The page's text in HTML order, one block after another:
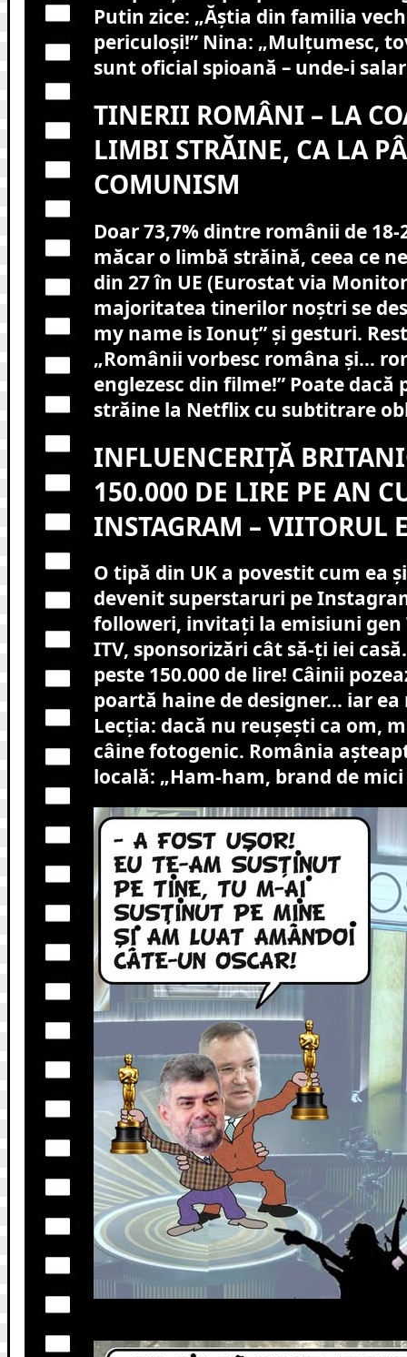
Putin zice: „Ăștia din familia
periculoși!” Nina: „Mulțumesc,
sunt oficial spioană – unde-i
TINERII ROMÂNI – LA
LIMBI STRĂINE, CA LA
COMUNISM
Doar 73,7% dintre românii de 18-
măcar o limbă străină, ceea ce
din 27 în UE (Eurostat via
majoritatea tinerilor noștri se
my name is Ionuț” și gesturi.
„Românii vorbesc româna și…
englezesc din filme!” Poate dacă
străine la Netflix cu subtitrare
INFLUENCERIȚĂ
150.000 DE LIRE PE AN
INSTAGRAM – VIITORUL
O tipă din UK a povestit cum ea
devenit superstaruri pe
followeri, invitați la emisiuni gen
ITV, sponsorizări cât să-ți iei
peste 150.000 de lire! Câinii
poartă haine de designer… iar
Lecția: dacă nu reușești ca om,
câine fotogenic. România
locală: „Ham-ham, brand de mici